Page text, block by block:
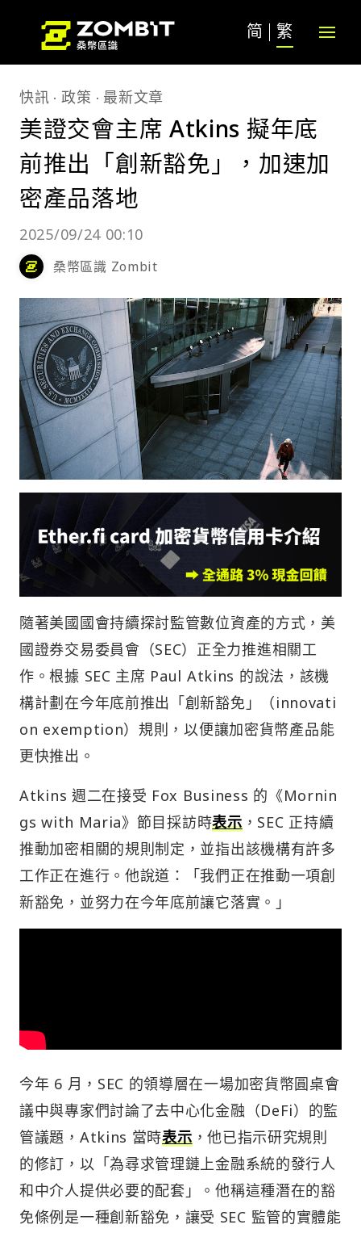
简 繁
快訊 政策 最新文章
美證交會主席 Atkins 擬年底
前推出「創新豁免」，加速加
密產品落地
2025/09/24 00:10
桑幣區識 Zombit
隨著美國國會持續探討監管數位資產的方式，美
國證券交易委員會（SEC）正全力推進相關工
作。根據 SEC 主席 Paul Atkins 的說法，該機
構計劃在今年底前推出「創新豁免」（innovati
on exemption）規則，以便讓加密貨幣產品能
更快推出。
Atkins 週二在接受 Fox Business 的《Mornin
gs with Maria》節目採訪時表示，SEC 正持續
推動加密相關的規則制定，並指出該機構有許多
工作正在進行。他說道：「我們正在推動一項創
新豁免，並努力在今年底前讓它落實。」
今年 6 月，SEC 的領導層在一場加密貨幣圓桌會
議中與專家們討論了去中心化金融（DeFi）的監
管議題，Atkins 當時表示，他已指示研究規則
的修訂，以「為尋求管理鏈上金融系統的發行人
和中介人提供必要的配套」。他稱這種潛在的豁
免條例是一種創新豁免，讓受 SEC 監管的實體能